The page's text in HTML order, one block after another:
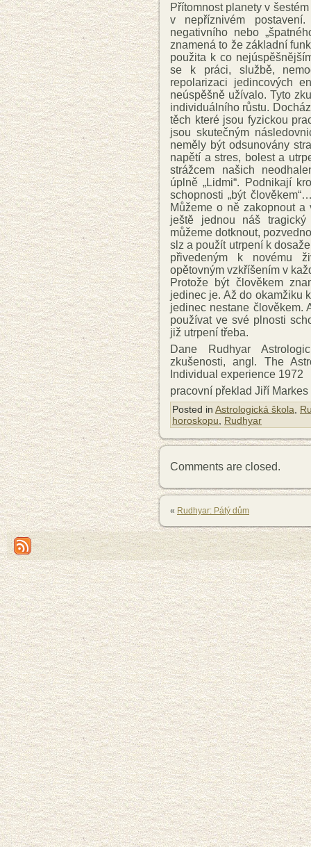
Přítomnost planety v
v nepříznivém
negativního nebo
znamená to že základní
použita k co
se k práci, službě,
repolarizaci jedincových
neúspěšně užívalo. Tyto
individuálního růstu.
těch které jsou fyzickou
jsou skutečným
neměly být odsunovány
napětí a stres, bolest a
strážcem našich
úplně „Lidmi“. Podnikají
schopnosti „být
Můžeme o ně zakopnout
ještě jednou náš
můžeme dotknout,
slz a použít utrpení k
přivedeným k novému
opětovným vzkříšením v
Protože být člověkem
jedinec je. Až do okamžiku
jedinec nestane člověkem.
používat ve své plnosti
již utrpení třeba.
Dane Rudhyar
zkušenosti, angl. The
Individual experience 1972
pracovní překlad Jiří Markes
Posted in Astrologická škola
horoskopu
Rudhyar
Comments are closed.
« Rudhyar: Pátý dům